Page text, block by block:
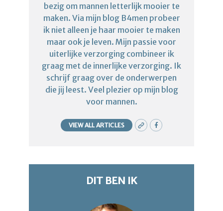
bezig om mannen letterlijk mooier te
maken. Via mijn blog B4men probeer
ik niet alleen je haar mooier te maken
maar ook je leven. Mijn passie voor
uiterlijke verzorging combineer ik
graag met de innerlijke verzorging. Ik
schrijf graag over de onderwerpen
die jij leest. Veel plezier op mijn blog
voor mannen.
VIEW ALL ARTICLES
DIT BEN IK